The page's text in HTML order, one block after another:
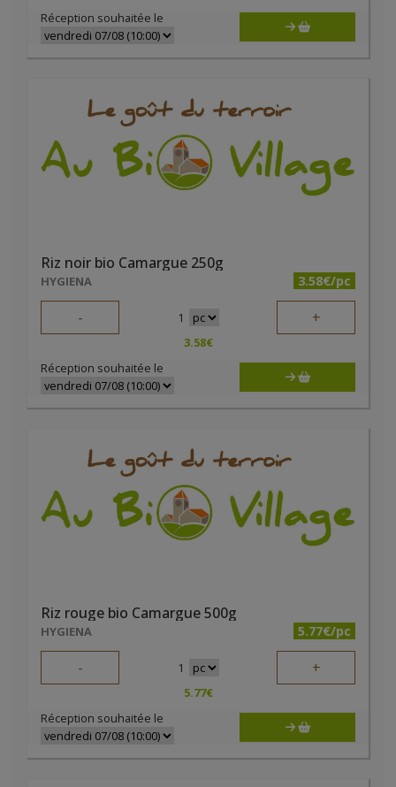
Réception souhaitée le
Riz noir bio Camargue 250g
HYGIENA 3.58€/pc
- 1 +
3.58€
Réception souhaitée le
Riz rouge bio Camargue 500g
HYGIENA 5.77€/pc
- 1 +
5.77€
Réception souhaitée le